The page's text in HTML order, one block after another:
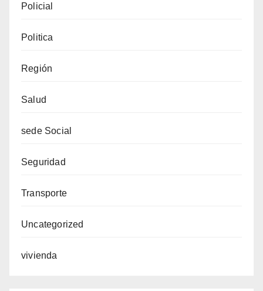
Policial
Politica
Región
Salud
sede Social
Seguridad
Transporte
Uncategorized
vivienda